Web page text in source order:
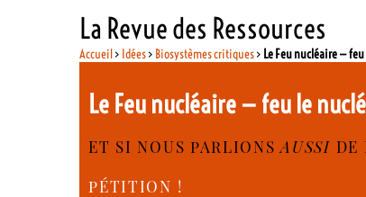
La Revue des Ressources
Accueil> Idées> Biosystèmes critiques> Le Feu nucléaire —
Le Feu nucléaire — feu le
ET SI NOUS PARLIONSAUSSI DE
PÉTITION !